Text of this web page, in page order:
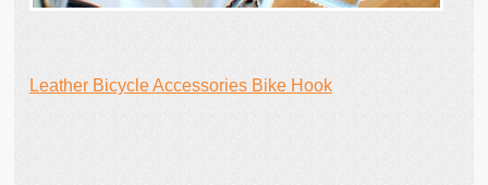
Leather Bicycle Accessories Bike Hook